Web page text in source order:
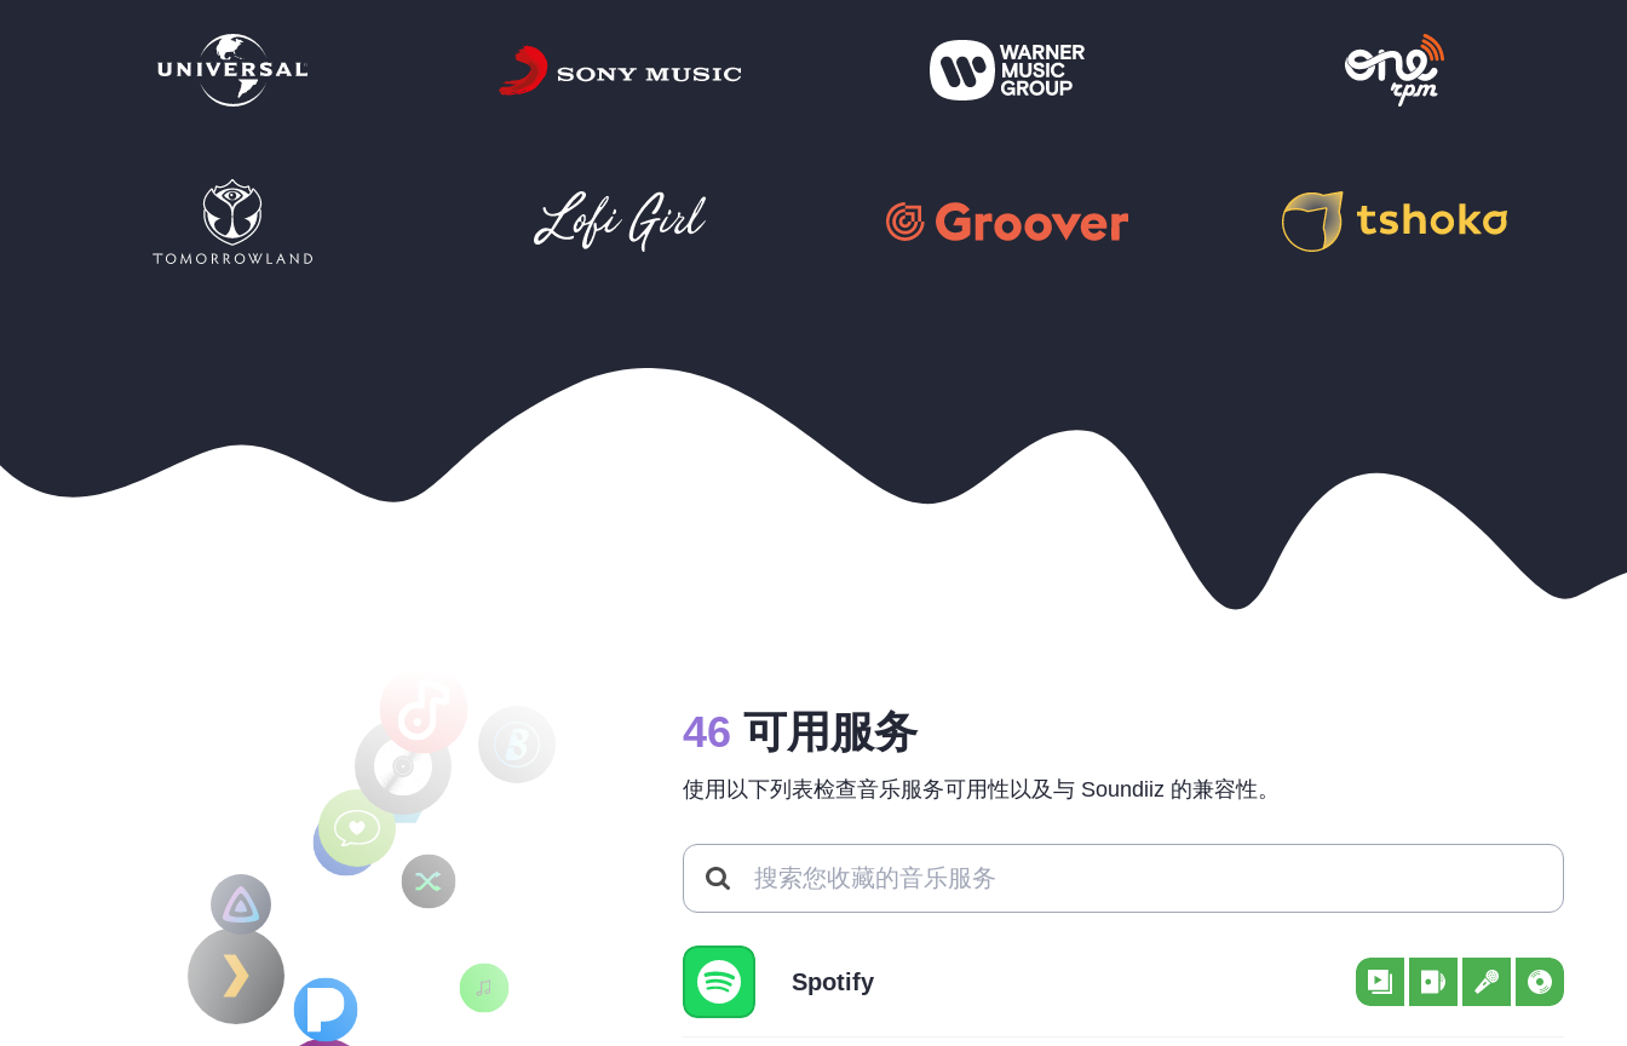
46 可用服务
使用以下列表检查音乐服务可用性以及与 Soundiiz 的兼容性。
Spotify